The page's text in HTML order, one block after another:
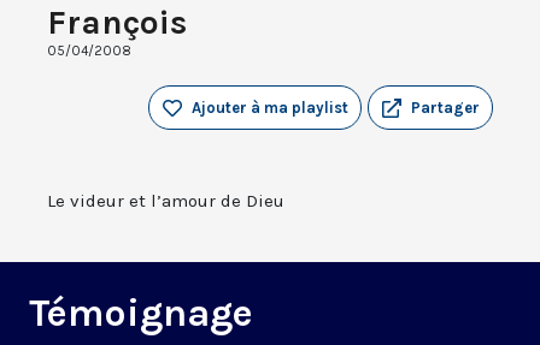
François
05/04/2008
Partager
Ajouter à ma playlist
Le videur et l’amour de Dieu
Témoignage